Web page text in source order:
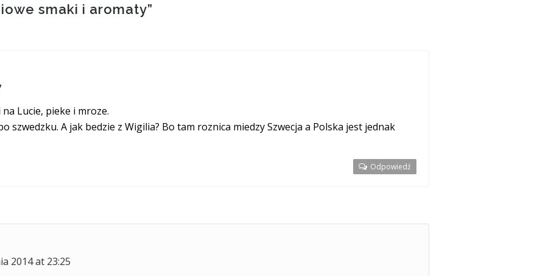
smaki i aromaty”
Lucie, pieke i mroze.
szwedzku. A jak bedzie z Wigilia? Bo tam roznica miedzy Szwecja a Polska jest jednak
Odpowiedź
2014 at 23:25